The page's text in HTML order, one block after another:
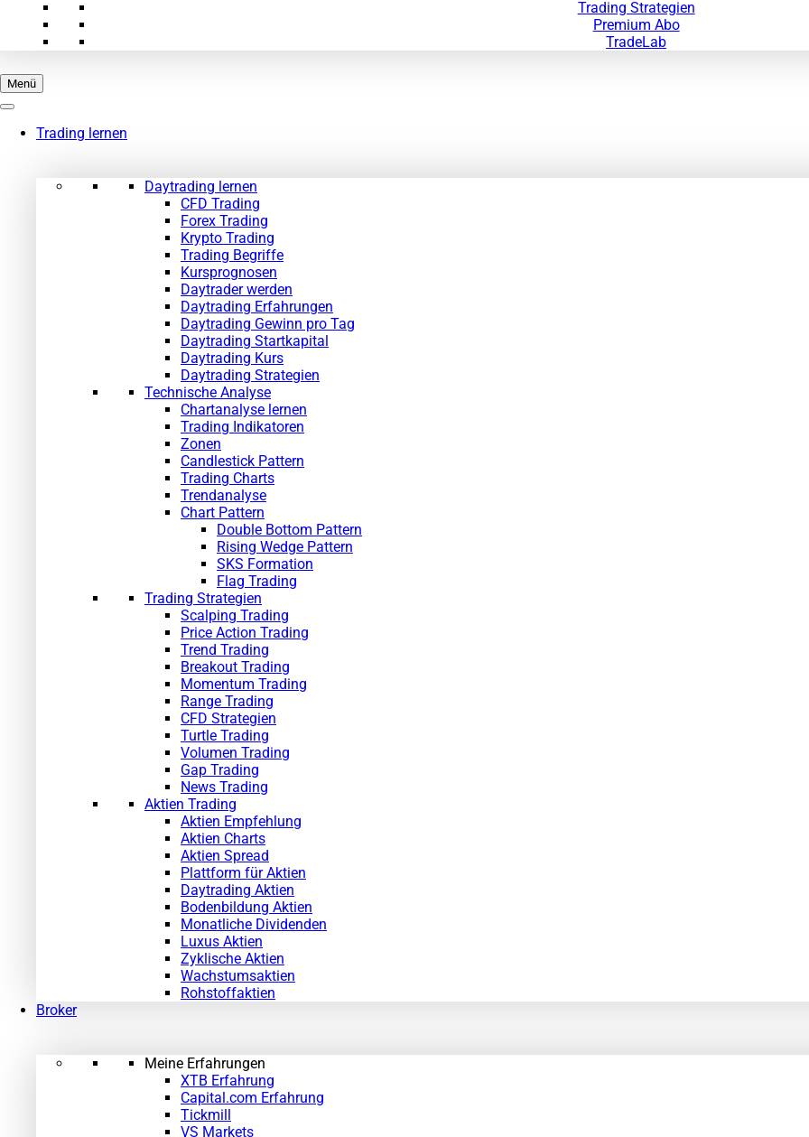
Trading Strategien
Premium Abo
TradeLab
Menü
Trading lernen
Daytrading lernen
CFD Trading
Forex Trading
Krypto Trading
Trading Begriffe
Kursprognosen
Daytrader werden
Daytrading Erfahrungen
Daytrading Gewinn pro Tag
Daytrading Startkapital
Daytrading Kurs
Daytrading Strategien
Technische Analyse
Chartanalyse lernen
Trading Indikatoren
Zonen
Candlestick Pattern
Trading Charts
Trendanalyse
Chart Pattern
Double Bottom Pattern
Rising Wedge Pattern
SKS Formation
Flag Trading
Trading Strategien
Scalping Trading
Price Action Trading
Trend Trading
Breakout Trading
Momentum Trading
Range Trading
CFD Strategien
Turtle Trading
Volumen Trading
Gap Trading
News Trading
Aktien Trading
Aktien Empfehlung
Aktien Charts
Aktien Spread
Plattform für Aktien
Daytrading Aktien
Bodenbildung Aktien
Monatliche Dividenden
Luxus Aktien
Zyklische Aktien
Wachstumsaktien
Rohstoffaktien
Broker
Meine Erfahrungen
XTB Erfahrung
Capital.com Erfahrung
Tickmill
VS Markets